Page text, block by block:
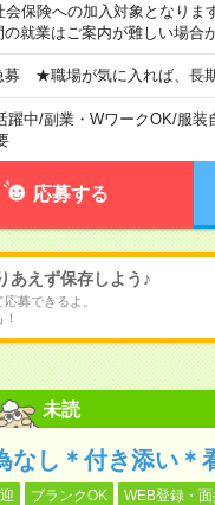
会保険への加入対象となり
就業はご案内が難しい場合
★職場が気に入れば、長期
躍中/副業・WワークOK/服装
応募する
あえず保存しよう♪
募できるよ。
未読
し＊付き添い＊
ブランクOK WEB登録・面